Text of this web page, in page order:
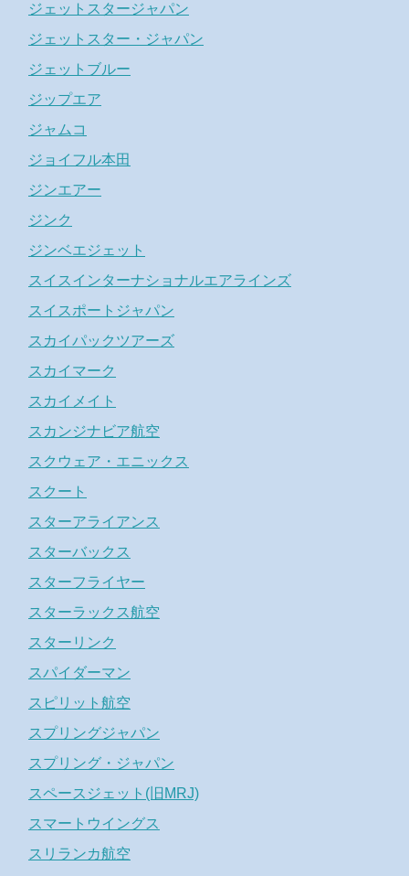
ジェットスタージャパン
ジェットスター・ジャパン
ジェットブルー
ジップエア
ジャムコ
ジョイフル本田
ジンエアー
ジンク
ジンベエジェット
スイスインターナショナルエアラインズ
スイスポートジャパン
スカイパックツアーズ
スカイマーク
スカイメイト
スカンジナビア航空
スクウェア・エニックス
スクート
スターアライアンス
スターバックス
スターフライヤー
スターラックス航空
スターリンク
スパイダーマン
スピリット航空
スプリングジャパン
スプリング・ジャパン
スペースジェット(旧MRJ)
スマートウイングス
スリランカ航空